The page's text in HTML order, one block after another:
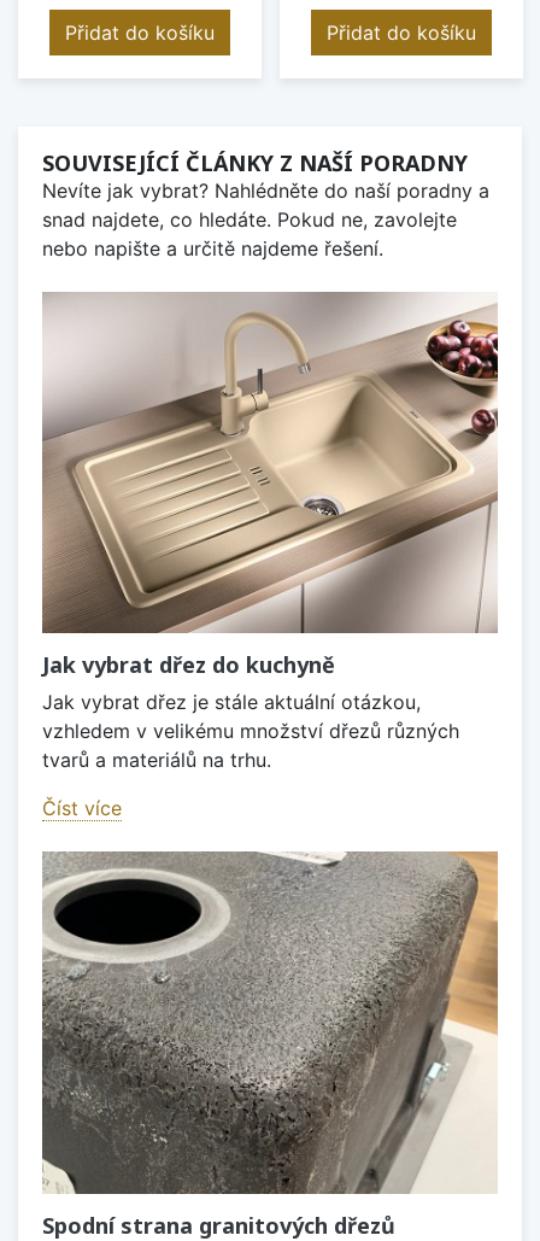
Přidat do košíku Přidat do košíku
SOUVISEJÍCÍ ČLÁNKY Z NAŠÍ PORADNY
Nevíte jak vybrat? Nahlédněte do naší poradny a
snad najdete, co hledáte. Pokud ne, zavolejte
nebo napište a určitě najdeme řešení.
Jak vybrat dřez do kuchyně
Jak vybrat dřez je stále aktuální otázkou,
vzhledem v velikému množství dřezů různých
tvarů a materiálů na trhu.
Číst více
Spodní strana granitových dřezů